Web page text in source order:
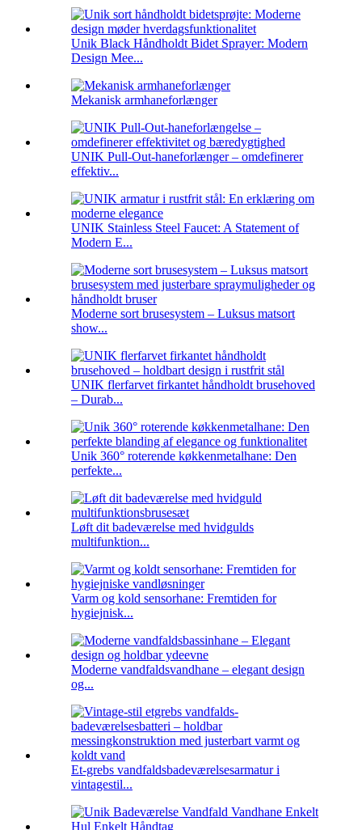
Unik Black Håndholdt Bidet Sprayer: Modern
Design Mee...
Mekanisk armhaneforlænger
UNIK Pull-Out-haneforlænger – omdefinerer
effektiv...
UNIK Stainless Steel Faucet: A Statement of
Modern E...
Moderne sort brusesystem – Luksus matsort
show...
UNIK flerfarvet firkantet håndholdt brusehoved
– Durab...
Unik 360° roterende køkkenmetalhane: Den
perfekte...
Løft dit badeværelse med hvidgulds
multifunktion...
Varm og kold sensorhane: Fremtiden for
hygiejnisk...
Moderne vandfaldsvandhane – elegant design
og...
Et-grebs vandfaldsbadeværelsesarmatur i
vintagestil...